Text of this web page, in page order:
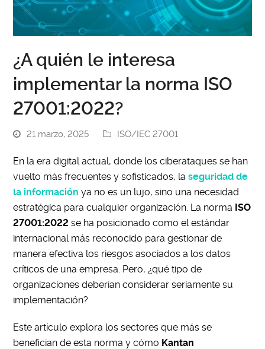
¿A quién le interesa
implementar la norma ISO
27001:2022?
21 marzo, 2025 ISO/IEC 27001
En la era digital actual, donde los ciberataques se han
vuelto más frecuentes y sofisticados, laseguridad de
la información ya no es un lujo, sino una necesidad
estratégica para cualquier organización. La norma ISO
27001:2022 se ha posicionado como el estándar
internacional más reconocido para gestionar de
manera efectiva los riesgos asociados a los datos
críticos de una empresa. Pero, ¿qué tipo de
organizaciones deberían considerar seriamente su
implementación?
Este artículo explora los sectores que más se
benefician de esta norma y cómo Kantan